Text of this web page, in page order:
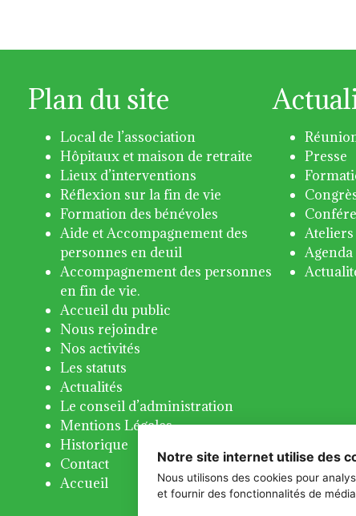
Plan du site
Local de l’association
Hôpitaux et maison de retraite
Lieux d’interventions
Réflexion sur la fin de vie
Formation des bénévoles
Aide et Accompagnement des
personnes en deuil
Accompagnement des personnes
en fin de vie.
Accueil du public
Nous rejoindre
Nos activités
Les statuts
Actualités
Le conseil d’administration
Mentions Légales
Historique
Contact
Accueil
Presse
Ateliers
Agenda
Notre site internet utilise des
Nous utilisons des cookies pour
et fournir des fonctionnalités de